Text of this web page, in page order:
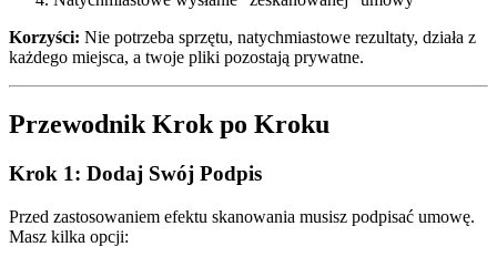
Korzyści: Nie potrzeba sprzętu, natychmiastowe rezultaty, działa z
każdego miejsca, a twoje pliki pozostają prywatne.
Przewodnik Krok po Kroku
Krok 1: Dodaj Swój Podpis
Przed zastosowaniem efektu skanowania musisz podpisać umowę.
Masz kilka opcji: